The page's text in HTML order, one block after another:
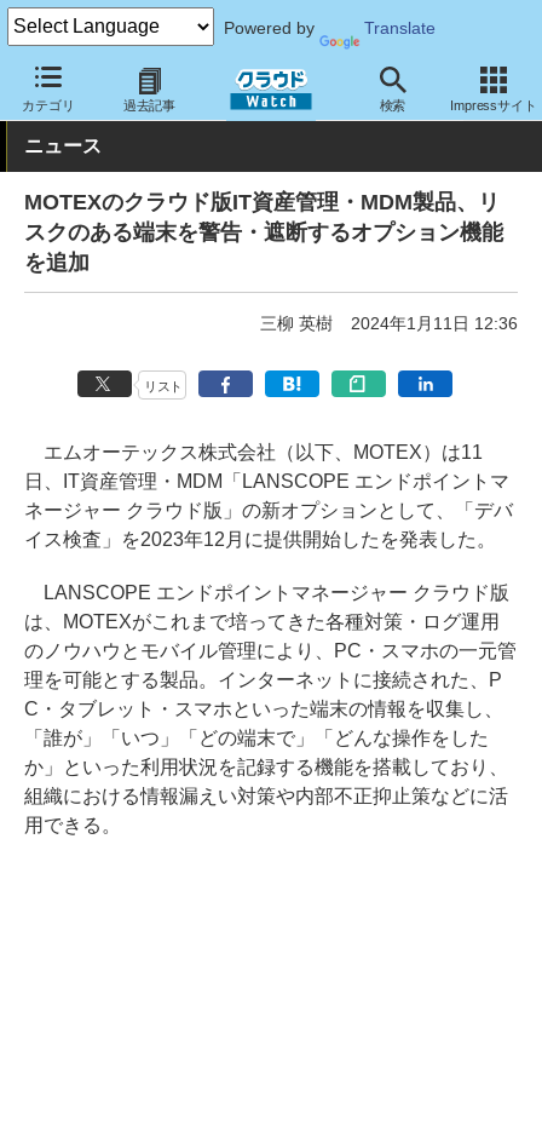
Powered by Translate
カテゴリ 過去記事 検索 Impressサイト
クラウド Watch セキュリティ セキュリティサービス
ニュース
MOTEXのクラウド版IT資産管理・MDM製品、リ
スクのある端末を警告・遮断するオプション機能
を追加
三柳 英樹 2024年1月11日 12:36
リスト
エムオーテックス株式会社（以下、MOTEX）は11
日、IT資産管理・MDM「LANSCOPE エンドポイントマ
ネージャー クラウド版」の新オプションとして、「デバ
イス検査」を2023年12月に提供開始したを発表した。
LANSCOPE エンドポイントマネージャー クラウド版
は、MOTEXがこれまで培ってきた各種対策・ログ運用
のノウハウとモバイル管理により、PC・スマホの一元管
理を可能とする製品。インターネットに接続された、P
C・タブレット・スマホといった端末の情報を収集し、
「誰が」「いつ」「どの端末で」「どんな操作をした
か」といった利用状況を記録する機能を搭載しており、
組織における情報漏えい対策や内部不正抑止策などに活
用できる。